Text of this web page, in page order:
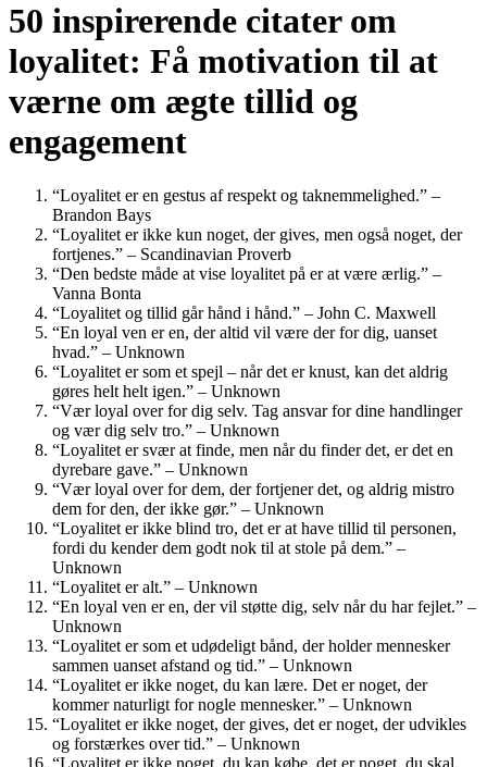
50 inspirerende citater om
loyalitet: Få motivation til at
værne om ægte tillid og
engagement
“Loyalitet er en gestus af respekt og taknemmelighed.” –
Brandon Bays
“Loyalitet er ikke kun noget, der gives, men også noget, der
fortjenes.” – Scandinavian Proverb
“Den bedste måde at vise loyalitet på er at være ærlig.” –
Vanna Bonta
“Loyalitet og tillid går hånd i hånd.” – John C. Maxwell
“En loyal ven er en, der altid vil være der for dig, uanset
hvad.” – Unknown
“Loyalitet er som et spejl – når det er knust, kan det aldrig
gøres helt helt igen.” – Unknown
“Vær loyal over for dig selv. Tag ansvar for dine handlinger
og vær dig selv tro.” – Unknown
“Loyalitet er svær at finde, men når du finder det, er det en
dyrebare gave.” – Unknown
“Vær loyal over for dem, der fortjener det, og aldrig mistro
dem for den, der ikke gør.” – Unknown
“Loyalitet er ikke blind tro, det er at have tillid til personen,
fordi du kender dem godt nok til at stole på dem.” –
Unknown
“Loyalitet er alt.” – Unknown
“En loyal ven er en, der vil støtte dig, selv når du har fejlet.” –
Unknown
“Loyalitet er som et udødeligt bånd, der holder mennesker
sammen uanset afstand og tid.” – Unknown
“Loyalitet er ikke noget, du kan lære. Det er noget, der
kommer naturligt for nogle mennesker.” – Unknown
“Loyalitet er ikke noget, der gives, det er noget, der udvikles
og forstærkes over tid.” – Unknown
“Loyalitet er ikke noget, du kan købe, det er noget, du skal